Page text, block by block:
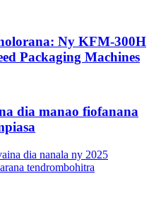
Ny KFM-300H
​​Packaging Machines
dia manao fiofanana